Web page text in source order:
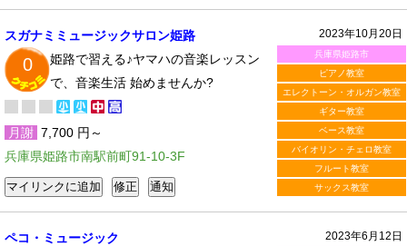
2023年10月20日
兵庫県姫路市
ピアノ教室
エレクトーン・オルガン教室
ギター教室
ベース教室
バイオリン・チェロ教室
フルート教室
サックス教室
スガナミミュージックサロン姫路
0
姫路で習える♪ヤマハの音楽レッスン
で、音楽生活 始めませんか?
月謝 7,700 円～
兵庫県姫路市南駅前町91-10-3F
2023年6月12日
ペコ・ミュージック